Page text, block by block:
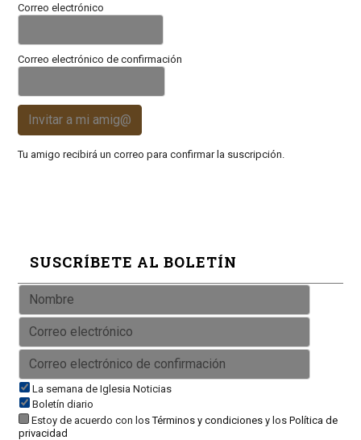
Correo electrónico
Correo electrónico de confirmación
Invitar a mi amig@
Tu amigo recibirá un correo para confirmar la suscripción.
SUSCRÍBETE AL BOLETÍN
La semana de Iglesia Noticias
Boletín diario
Estoy de acuerdo con losTérminos y condicionesy los Política de
privacidad